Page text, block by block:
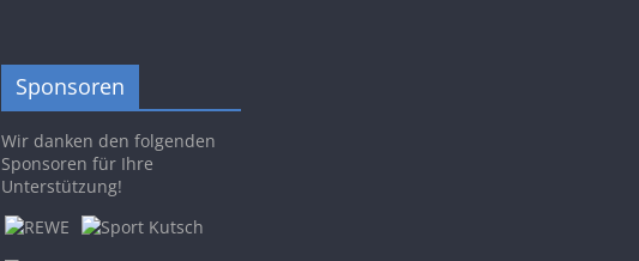
Sponsoren
Wir danken den folgenden
Sponsoren für Ihre
Unterstützung!